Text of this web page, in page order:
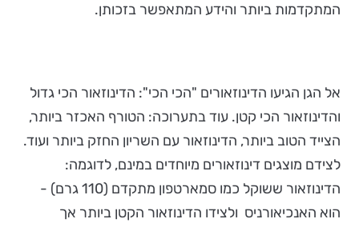
המתקדמות ביותר והידע המתאפשר בזכותן.
אל הגן הגיעו הדינוזאורים "הכי הכי": הדינוזאור הכי גדול
והדינוזאור הכי קטן. עוד בתערוכה: הטורף האכזר ביותר,
הצייד הטוב ביותר, הדינוזאור עם השריון החזק ביותר ועוד.
לצידם מוצגים דינוזאורים מיוחדים במינם, לדוגמה:
הדינוזאור ששוקל כמו סמארטפון מתקדם (110 גרם) -
הוא האנכיאורניס ולצידו הדינוזאור הקטן ביותר אך